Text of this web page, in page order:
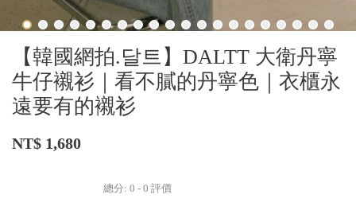
【韓國網拍.달트】DALTT 大衛丹寧
牛仔襯衫｜看不膩的丹寧色｜衣櫃永
遠要有的襯衫
NT$ 1,680
總分: 0 - 0 評價